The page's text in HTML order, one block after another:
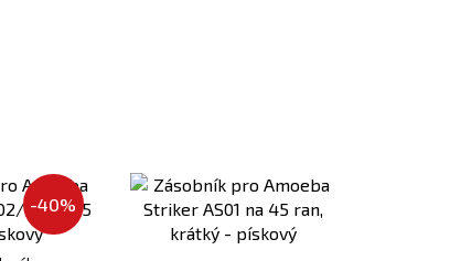
-40%
k
porovnaniu
k
porovnaniu